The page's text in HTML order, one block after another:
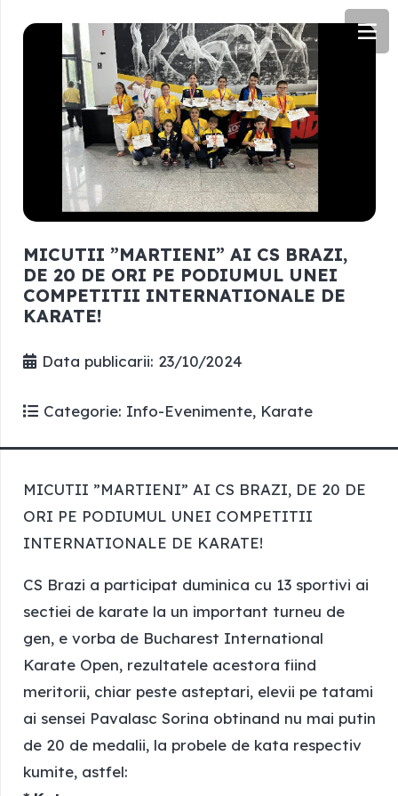
MICUTII ”MARTIENI” AI CS BRAZI,
DE 20 DE ORI PE PODIUMUL UNEI
COMPETITII INTERNATIONALE DE
KARATE!
Data publicarii: 23/10/2024
Categorie: Info-Evenimente, Karate
MICUTII ”MARTIENI” AI CS BRAZI, DE 20 DE
ORI PE PODIUMUL UNEI COMPETITII
INTERNATIONALE DE KARATE!
CS Brazi a participat duminica cu 13 sportivi ai
sectiei de karate la un important turneu de
gen, e vorba de Bucharest International
Karate Open, rezultatele acestora fiind
meritorii, chiar peste asteptari, elevii pe tatami
ai sensei Pavalasc Sorina obtinand nu mai putin
de 20 de medalii, la probele de kata respectiv
kumite, astfel: